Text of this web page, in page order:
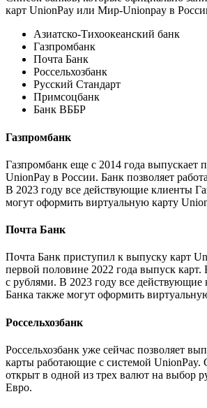
карт UnionPay или Мир-Unionpay в
Азиатско-Тихоокеанский банк
Газпромбанк
Почта Банк
Россельхозбанк
Русский Стандарт
Примсоцбанк
Банк ВББР
Газпромбанк
Газпромбанк еще с 2014 года выпускает
UnionPay в России. Банк позволяет
В 2023 году все действующие клиенты
могут оформить виртуальную карту
Почта Банк
Почта Банк приступил к выпуску карт
первой половине 2022 года выпуск карт.
с рублями. В 2023 году все действующие
Банка также могут оформить
Россельхозбанк
Россельхозбанк уже сейчас позволяет
карты работающие с системой UnionPay.
открыт в одной из трех валют на выбор
Евро.